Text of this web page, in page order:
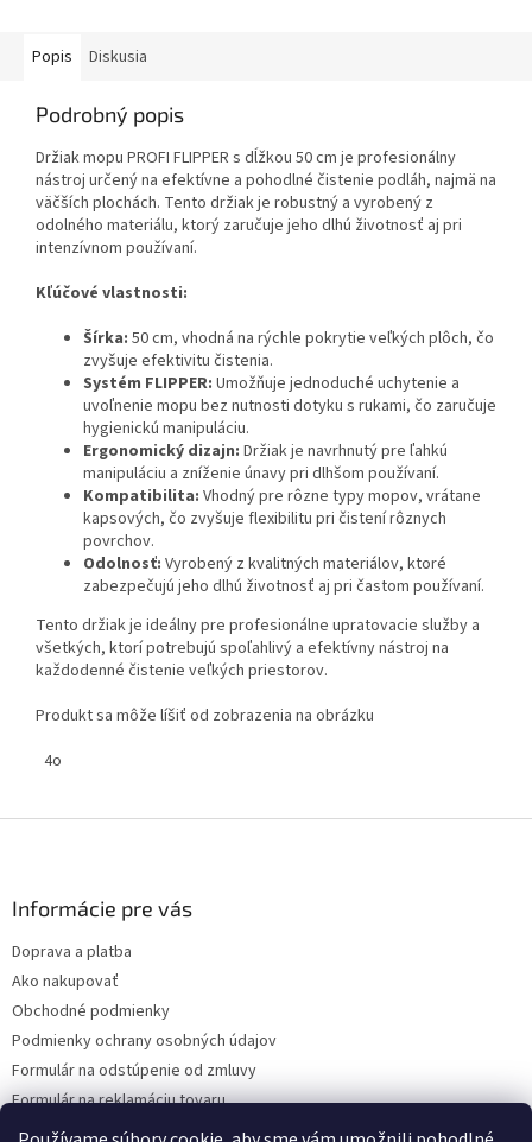
Popis Diskusia
Podrobný popis
Držiak mopu PROFI FLIPPER s dĺžkou 50 cm je profesionálny
nástroj určený na efektívne a pohodlné čistenie podláh, najmä na
väčších plochách. Tento držiak je robustný a vyrobený z
odolného materiálu, ktorý zaručuje jeho dlhú životnosť aj pri
intenzívnom používaní.
Kľúčové vlastnosti:
Šírka: 50 cm, vhodná na rýchle pokrytie veľkých plôch, čo
zvyšuje efektivitu čistenia.
Systém FLIPPER: Umožňuje jednoduché uchytenie a
uvoľnenie mopu bez nutnosti dotyku s rukami, čo zaručuje
hygienickú manipuláciu.
Ergonomický dizajn: Držiak je navrhnutý pre ľahkú
manipuláciu a zníženie únavy pri dlhšom používaní.
Kompatibilita: Vhodný pre rôzne typy mopov, vrátane
kapsových, čo zvyšuje flexibilitu pri čistení rôznych
povrchov.
Odolnosť: Vyrobený z kvalitných materiálov, ktoré
zabezpečujú jeho dlhú životnosť aj pri častom používaní.
Tento držiak je ideálny pre profesionálne upratovacie služby a
všetkých, ktorí potrebujú spoľahlivý a efektívny nástroj na
každodenné čistenie veľkých priestorov.
Produkt sa môže líšiť od zobrazenia na obrázku
4o
Informácie pre vás
Doprava a platba
Ako nakupovať
Obchodné podmienky
Podmienky ochrany osobných údajov
Formulár na odstúpenie od zmluvy
Formulár na reklamáciu tovaru
Kontakty